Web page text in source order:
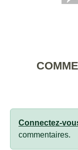
Connectez-
commentaires.